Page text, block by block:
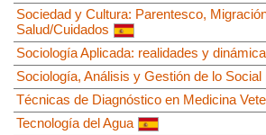
Sociedad y Cultura: Parentesco,
Salud/Cuidados
Sociología Aplicada: realidades y
Sociología, Análisis y Gestión de lo Social
Técnicas de Diagnóstico en Medicina
Tecnología del Agua